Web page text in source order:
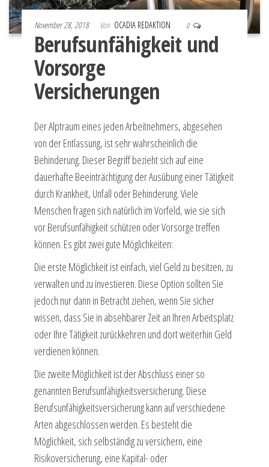
November 28, 2018 Von OCADIA REDAKTION 0
Berufsunfähigkeit und
Vorsorge
Versicherungen
Der Alptraum eines jeden Arbeitnehmers, abgesehen
von der Entlassung, ist sehr wahrscheinlich die
Behinderung. Dieser Begriff bezieht sich auf eine
dauerhafte Beeinträchtigung der Ausübung einer Tätigkeit
durch Krankheit, Unfall oder Behinderung. Viele
Menschen fragen sich natürlich im Vorfeld, wie sie sich
vor Berufsunfähigkeit schützen oder Vorsorge treffen
können. Es gibt zwei gute Möglichkeiten:
Die erste Möglichkeit ist einfach, viel Geld zu besitzen, zu
verwalten und zu investieren. Diese Option sollten Sie
jedoch nur dann in Betracht ziehen, wenn Sie sicher
wissen, dass Sie in absehbarer Zeit an Ihren Arbeitsplatz
oder Ihre Tätigkeit zurückkehren und dort weiterhin Geld
verdienen können.
Die zweite Möglichkeit ist der Abschluss einer so
genannten Berufsunfähigkeitsversicherung. Diese
Berufsunfähigkeitsversicherung kann auf verschiedene
Arten abgeschlossen werden. Es besteht die
Möglichkeit, sich selbständig zu versichern, eine
Risikoversicherung, eine Kapital- oder